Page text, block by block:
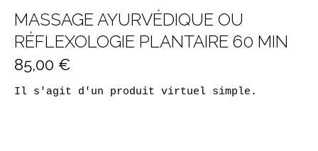
MASSAGE AYURVÉDIQUE OU
RÉFLEXOLOGIE PLANTAIRE 60 MIN
85,00 €
Il s'agit d'un produit virtuel simple.